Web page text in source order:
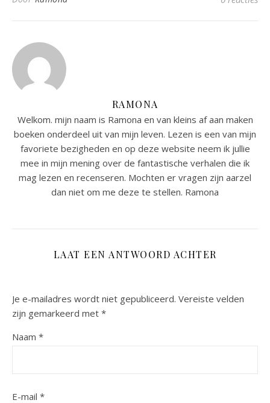
RAMONA
Welkom. mijn naam is Ramona en van kleins af aan maken
boeken onderdeel uit van mijn leven. Lezen is een van mijn
favoriete bezigheden en op deze website neem ik jullie
mee in mijn mening over de fantastische verhalen die ik
mag lezen en recenseren. Mochten er vragen zijn aarzel
dan niet om me deze te stellen. Ramona
LAAT EEN ANTWOORD ACHTER
Je e-mailadres wordt niet gepubliceerd. Vereiste velden
zijn gemarkeerd met *
Naam *
E-mail *